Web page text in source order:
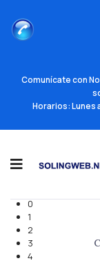
Comunícate con
Horarios: Lunes
0
1
2
3
4